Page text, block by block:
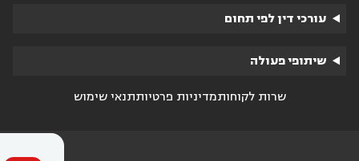
עורכי דין לפי תחום
שיתופי פעולה
שרות לקוחותמדיניות פרטיותתנאי שימוש